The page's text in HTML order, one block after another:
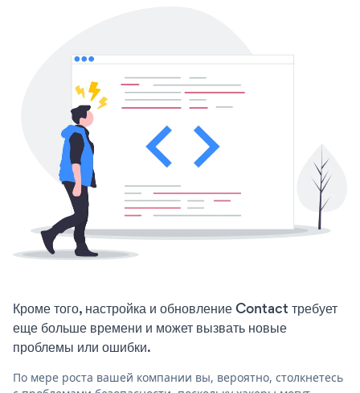
Кроме того, настройка и обновление Contact требует
еще больше времени и может вызвать новые
проблемы или ошибки.
По мере роста вашей компании вы, вероятно, столкнетесь